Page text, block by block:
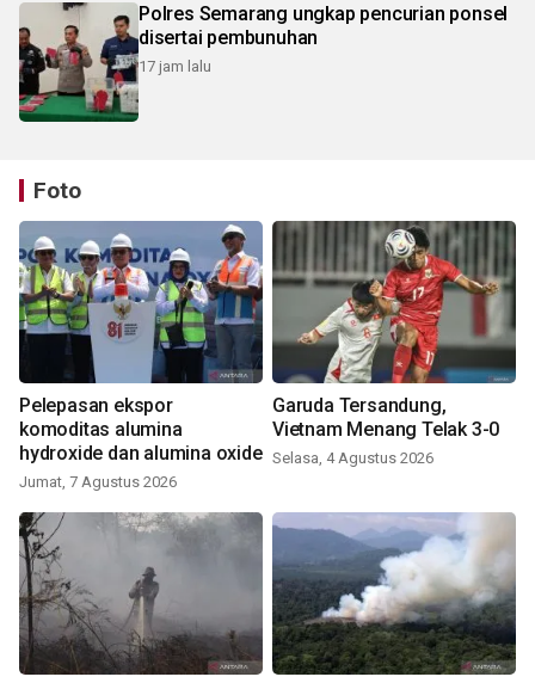
Polres Semarang ungkap pencurian ponsel
disertai pembunuhan
17 jam lalu
Foto
Pelepasan ekspor
komoditas alumina
hydroxide dan alumina oxide
Jumat, 7 Agustus 2026
Garuda Tersandung,
Vietnam Menang Telak 3-0
Selasa, 4 Agustus 2026